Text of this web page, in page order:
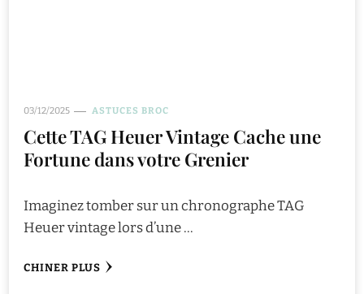
03/12/2025 ASTUCES BROC
Cette TAG Heuer Vintage Cache une
Fortune dans votre Grenier
Imaginez tomber sur un chronographe TAG
Heuer vintage lors d’une …
CHINER PLUS